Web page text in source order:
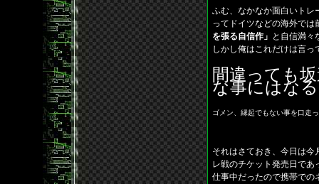
ふむ、なかなか面白いトレ
ってドイツなどの海外では
を張る自信作」 と自信満々
しかし俺はこれだけは言っ
間違っても
な事にはな
ゴメン、縁起でもない事を口走
それはさておき、今日は
レ戦のチケット発売日であ
仕事中だったので携帯での